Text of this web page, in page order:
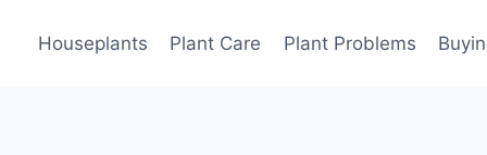
Houseplants Plant Care Plant Problems